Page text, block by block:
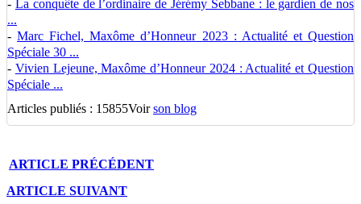
- La conquête de l’ordinaire de Jérémy Sebbane : le gardien de nos
...
-Marc Fichel, Maxôme d’Honneur 2023 : Actualité et Question
Spéciale 30 ...
- Vivien Lejeune, Maxôme d’Honneur 2024 : Actualité et Question
Spéciale ...
Articles publiés : 15855Voirson blog
ARTICLE PRÉCÉDENT
ARTICLE SUIVANT